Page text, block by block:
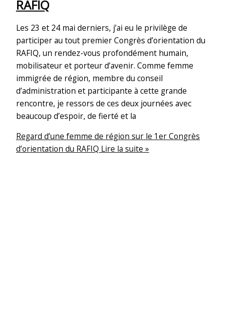
RAFIQ
Les 23 et 24 mai derniers, j’ai eu le privilège de
participer au tout premier Congrès d’orientation du
RAFIQ, un rendez-vous profondément humain,
mobilisateur et porteur d’avenir. Comme femme
immigrée de région, membre du conseil
d’administration et participante à cette grande
rencontre, je ressors de ces deux journées avec
beaucoup d’espoir, de fierté et la
Regard d’une femme de région sur le 1er Congrès
d’orientation du RAFIQ Lire la suite »